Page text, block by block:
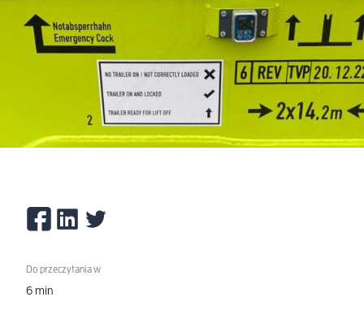
Do przeczytania w
6 min